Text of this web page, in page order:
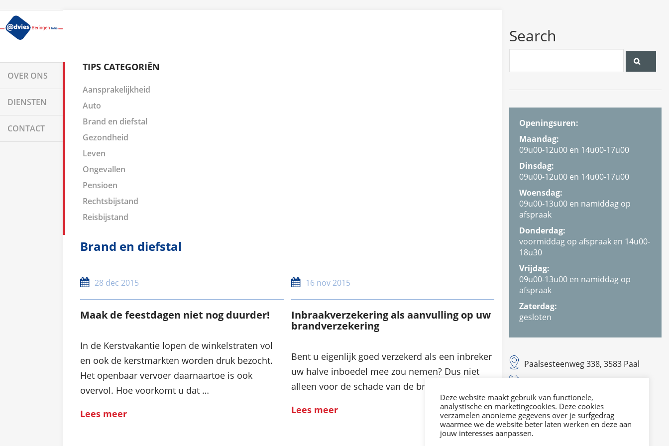
OVER ONS
DIENSTEN
CONTACT
TIPS CATEGORIËN
Aansprakelijkheid
Auto
Brand en diefstal
Gezondheid
Leven
Ongevallen
Pensioen
Rechtsbijstand
Reisbijstand
Brand en diefstal
28 dec 2015
Maak de feestdagen niet nog duurder!
In de Kerstvakantie lopen de winkelstraten vol
en ook de kerstmarkten worden druk bezocht.
Het openbaar vervoer daarnaartoe is ook
overvol. Hoe voorkomt u dat …
Lees meer
16 nov 2015
Inbraakverzekering als aanvulling op uw
brandverzekering
Bent u eigenlijk goed verzekerd als een inbreker
uw halve inboedel mee zou nemen? Dus niet
alleen voor de schade van de braak maar ook …
Lees meer
Search
Openingsuren:
Maandag:
09u00-12u00 en 14u00-17u00
Dinsdag:
09u00-12u00 en 14u00-17u00
Woensdag:
09u00-13u00 en namiddag op
afspraak
Donderdag:
voormiddag op afspraak en 14u00-
18u30
Vrijdag:
09u00-13u00 en namiddag op
afspraak
Zaterdag:
gesloten
Paalsesteenweg 338, 3583 Paal
E. info@dvies.be
Mail ons
Deze website maakt gebruik van functionele,
analystische en marketingcookies. Deze cookies
verzamelen anonieme gegevens over je surfgedrag
waarmee we de website beter laten werken en deze aan
jouw interesses aanpassen.